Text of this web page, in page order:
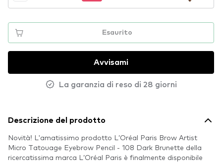
Esaurito
Avvisami
La garanzia di reso di 28 giorni
Descrizione del prodotto
Novità! L'amatissimo prodotto L’Oréal Paris Brow Artist
Micro Tatouage Eyebrow Pencil - 108 Dark Brunette della
ricercatissima marca L’Oréal Paris è finalmente disponibile